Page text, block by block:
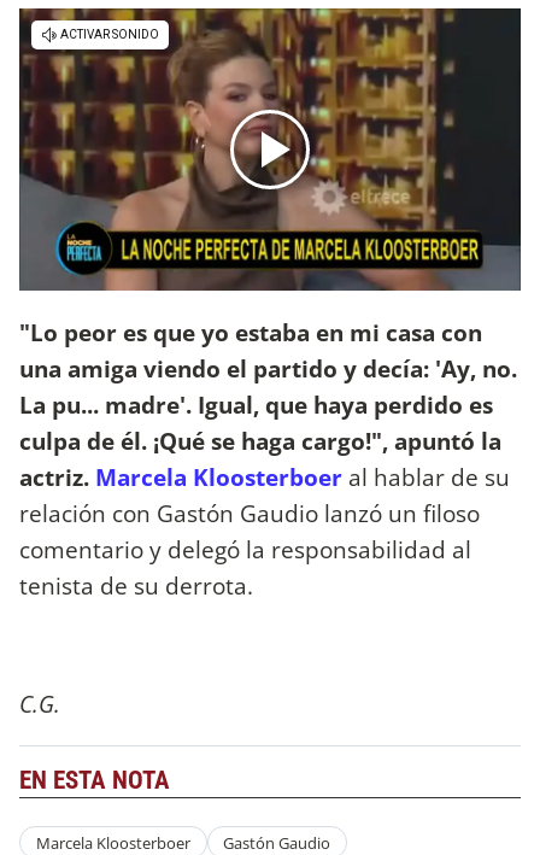
"Lo peor es que yo estaba en mi casa con
una amiga viendo el partido y decía: 'Ay, no.
La pu... madre'. Igual, que haya perdido es
culpa de él. ¡Qué se haga cargo!", apuntó la
actriz. Marcela Kloosterboer al hablar de su
relación con Gastón Gaudio lanzó un filoso
comentario y delegó la responsabilidad al
tenista de su derrota.
C.G.
EN ESTA NOTA
Marcela Kloosterboer Gastón Gaudio